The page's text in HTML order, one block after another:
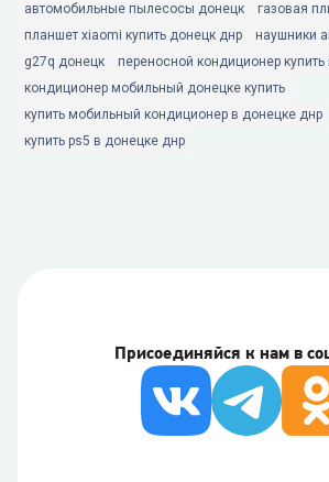
автомобильные пылесосы донецк
газовая
планшет xiaomi купить донецк днр
наушники
g27q донецк
переносной кондиционер
кондиционер мобильный донецке купить
купить мобильный кондиционер в донецке днр
купить ps5 в донецке днр
Присоединяйся к нам в